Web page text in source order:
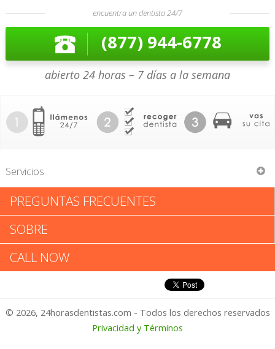
encuentra un dentista 24/7
(877) 944-6778
abierto 24 horas – 7 días a la semana
Servicios
Marina L Pampalone
Marina L Pampalone: Califica
tu Experiencia
1 – No Feliz
PREGUNTAS FRECUENTES
SOBRE
CALL NOW
© 2026, 24horasdentistas.com - Todos los derechos reservados
Privacidad y Términos